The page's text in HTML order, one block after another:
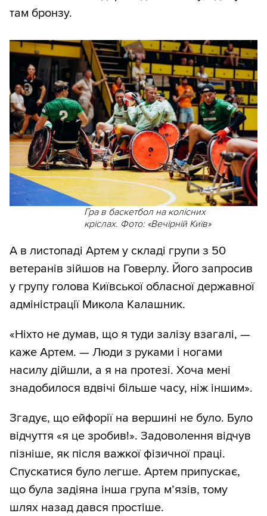
там бронзу.
Гра в баскетбол на колісних
кріслах. Фото: «Вечірній Київ»
А в листопаді Артем у складі групи з 50
ветеранів зійшов на Говерлу. Його запросив
у групу голова Київської обласної державної
адміністрації Микола Калашник.
«Ніхто не думав, що я туди залізу взагалі, —
каже Артем. — Люди з руками і ногами
насилу дійшли, а я на протезі. Хоча мені
знадобилося вдвічі більше часу, ніж іншим».
Згадує, що ейфорії на вершині не було. Було
відчуття «я це зробив!». Задоволення відчув
пізніше, як після важкої фізичної праці.
Спускатися було легше. Артем припускає,
що була задіяна інша група м’язів, тому
шлях назад дався простіше.